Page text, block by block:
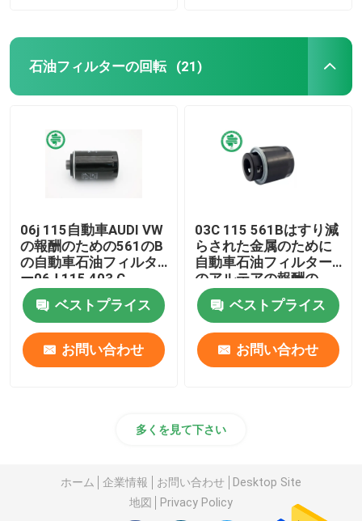
石油フィルターの回転 (21)
06j 115自動車AUDI VW
の報酬のための561のB
の自動車石油フィルタ
ー06J 115 403 C
ベストプライス
お問い合わせ
03C 115 561Bはすり減
らされた金属のために
自動車石油フィルター
のアルテアの報酬の
Audi A3の回転をつける
ベストプライス
お問い合わせ
多くを見て下さい
ホーム 企業情報 お問い合わせ
Desktop Site
地図
Privacy Policy